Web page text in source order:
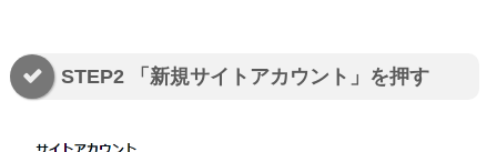
STEP2 「新規サイトアカウント」を押す